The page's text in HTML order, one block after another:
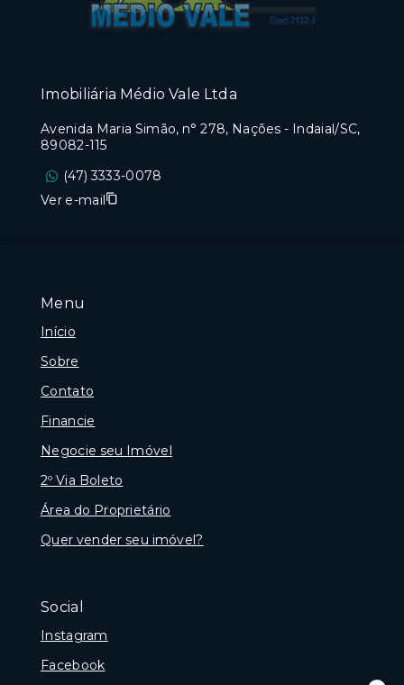
Menu
Início
Sobre
Contato
Financie
Negocie seu Imóvel
2º Via Boleto
Área do Proprietário
Quer vender seu imóvel?
Social
Instagram
Facebook
Imobiliária Médio Vale Ltda
Avenida Maria Simão, n° 278, Nações - Indaial/SC,
89082-115
(47) 3333-0078
Ver e-mail